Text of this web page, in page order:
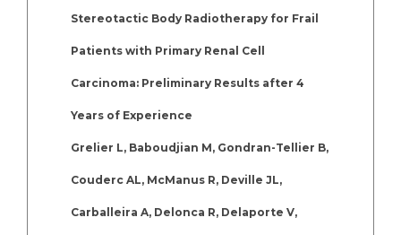
Stereotactic Body Radiotherapy for Frail
Patients with Primary Renal Cell
Carcinoma: Preliminary Results after 4
Years of Experience
Grelier L, Baboudjian M, Gondran-Tellier B,
Couderc AL, McManus R, Deville JL,
Carballeira A, Delonca R, Delaporte V,